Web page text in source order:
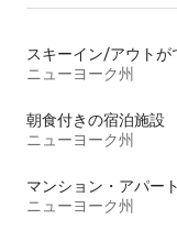
ニューヨーク州
朝食付きの宿泊施設
ニューヨーク州
マンション・アパート
ニューヨーク州